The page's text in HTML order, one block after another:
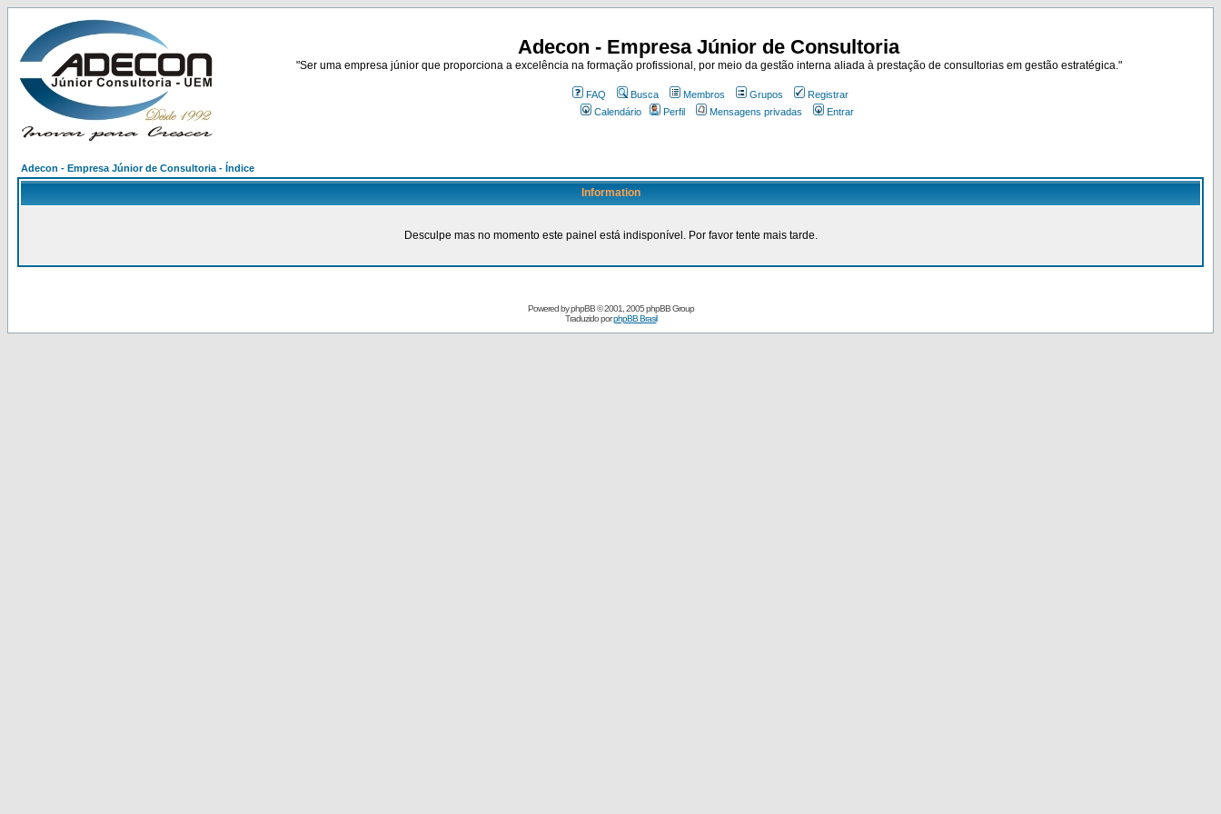
Adecon - Empresa Júnior de Consultoria
"Ser uma empresa júnior que proporciona a excelência na formação profissional, por meio da gestão interna aliada à prestação de consultorias em gestão estratégica."
FAQ Busca Membros Grupos
Registrar
Calendário
Perfil Mensagens privadas Entrar
Adecon - Empresa Júnior de Consultoria - Índice
Information
Desculpe mas no momento este painel está indisponível. Por favor tente mais tarde.
Powered byphpBB© 2001, 2005 phpBB Group
Traduzido porphpBB Brasil